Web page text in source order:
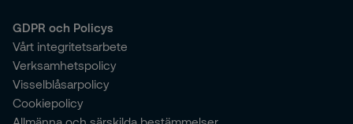
GDPR och Policys
Vårt integritetsarbete
Verksamhetspolicy
Visselblåsarpolicy
Cookiepolicy